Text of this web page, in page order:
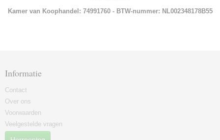
Kamer van Koophandel: 74991760 - BTW-nummer: NL002348178B55
Informatie
Contact
Over ons
Voorwaarden
Veelgestelde vragen